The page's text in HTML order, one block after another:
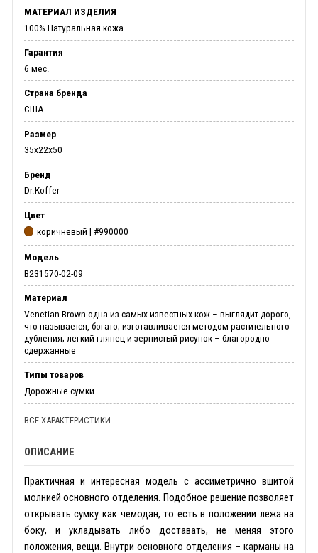
МАТЕРИАЛ ИЗДЕЛИЯ
100% Натуральная кожа
Гарантия
6 мес.
Страна бренда
США
Размер
35х22х50
Бренд
Dr.Koffer
Цвет
коричневый | #990000
Модель
B231570-02-09
Материал
Venetian Brown одна из самых известных кож – выглядит дорого,
что называется, богато; изготавливается методом растительного
дубления; легкий глянец и зернистый рисунок – благородно
сдержанные
Типы товаров
Дорожные сумки
ВСЕ ХАРАКТЕРИСТИКИ
ОПИСАНИЕ
Практичная и интересная модель с ассиметрично вшитой
молнией основного отделения. Подобное решение позволяет
открывать сумку как чемодан, то есть в положении лежа на
боку, и укладывать либо доставать, не меняя этого
положения, вещи. Внутри основного отделения – карманы на